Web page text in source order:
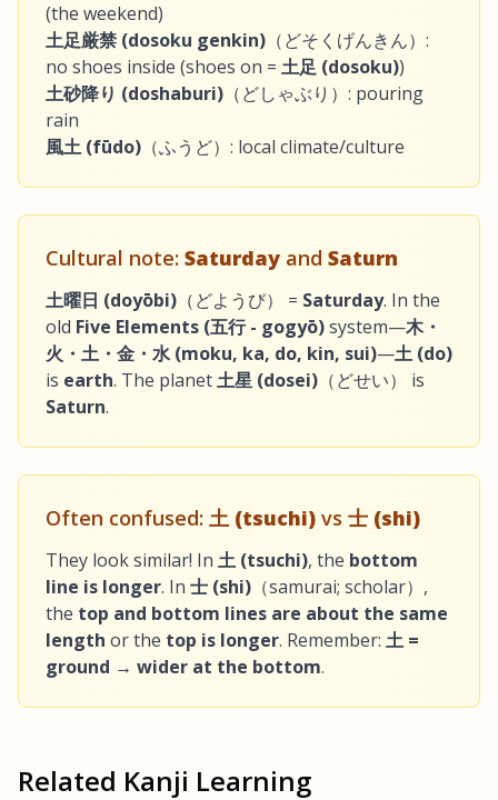
(the weekend)
土足厳禁 (dosoku genkin) （どそくげんきん）:
no shoes inside (shoes on = 土足 (dosoku))
土砂降り (doshaburi) （どしゃぶり）: pouring
rain
風土 (fūdo) （ふうど）: local climate/culture
Cultural note: Saturday and Saturn
土曜日 (doyōbi) （どようび） = Saturday. In the
old Five Elements (五行 - gogyō)system—木・
火・土・金・水 (moku, ka, do, kin, sui)—土 (do)
is earth. The planet土星 (dosei) （どせい） is
Saturn.
Often confused: 土 (tsuchi) vs 士 (shi)
They look similar! In 土 (tsuchi), the bottom
line is longer. In 士 (shi) （samurai; scholar）,
the top and bottom lines are about the same
length or the top is longer. Remember: 土 =
ground → wider at the bottom.
Related Kanji Learning